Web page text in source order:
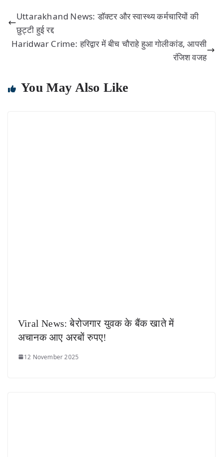
Uttarakhand News: डॉक्टर और स्वास्थ्य कर्मचारियों की
छुट्टी हुई रद्द
Haridwar Crime: हरिद्वार में बीच चौराहे हुआ गोलीकांड, आपसी
रंजिश वजह
You May Also Like
Viral News: बेरोजगार युवक के बैंक खाते में
अचानक आए अरबों रुपए!
12 November 2025